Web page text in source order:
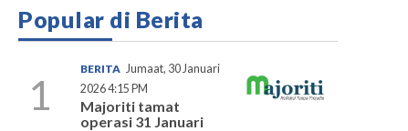
Popular di Berita
1
BERITA Jumaat, 30 Januari
2026 4:15 PM
Majoriti tamat
operasi 31 Januari